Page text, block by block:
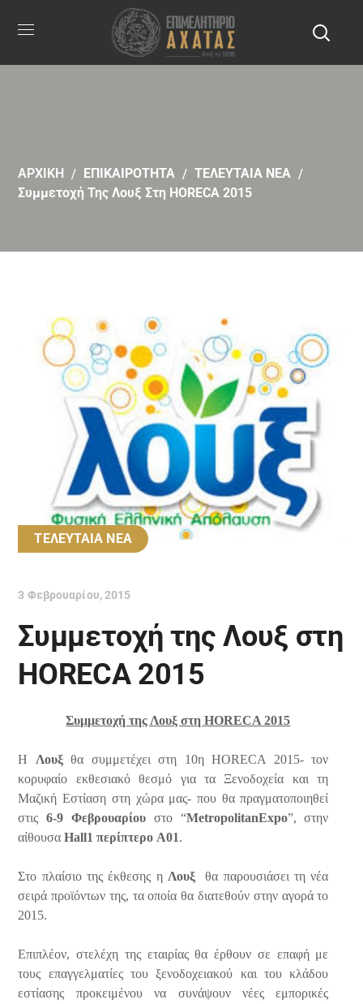
ΑΡΧΙΚΗ ΕΠΙΚΑΙΡΟΤΗΤΑ
ΤΕΛΕΥΤΑΙΑ ΝΕΑ
Συμμετοχή Της Λουξ Στη HORECA 2015
ΤΕΛΕΥΤΑΙΑ ΝΕΑ
3 Φεβρουαρίου, 2015
Συμμετοχή της Λουξ στη
HORECA 2015
Συμμετοχή της Λουξ στηHORECA 2015
Η Λουξθα συμμετέχει στη 10ηHORECA 2015- τον
κορυφαίο εκθεσιακό θεσμό για τα Ξενοδοχεία και τη
Μαζική Εστίαση στη χώρα μας- που θα πραγματοποιηθεί
στις6-9 Φεβρουαρίου στο “MetropolitanExpo”, στην
αίθουσαHall1 περίπτερο A01.
Στο πλαίσιο της έκθεσης η Λουξ
θα παρουσιάσει τη νέα
σειρά προϊόντων της, τα οποία θα διατεθούν στην αγορά το
2015.
Επιπλέον, στελέχη της εταιρίας θα έρθουν σε επαφή με
τους επαγγελματίες του ξενοδοχειακού και του κλάδου
εστίασης προκειμένου να συνάψουν νέες εμπορικές